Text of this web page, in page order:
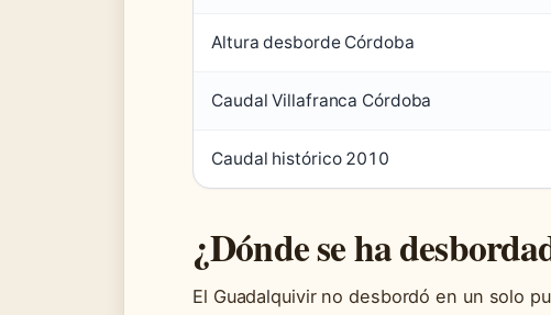
Altura desborde Córdoba
Caudal Villafranca Córdoba
Caudal histórico 2010
¿Dónde se ha
El Guadalquivir no desbordó en un solo